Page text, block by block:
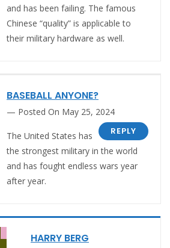
and has been failing. The famous
Chinese “quality” is applicable to
their military hardware as well.
BASEBALL ANYONE?
Posted On May 25, 2024
REPLY
The United States has
the strongest military in the world
and has fought endless wars year
after year.
HARRY BERG